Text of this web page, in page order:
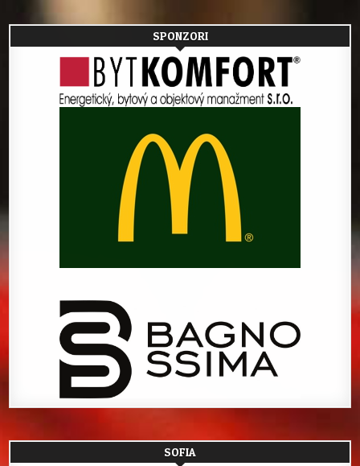
SPONZORI
SOFIA